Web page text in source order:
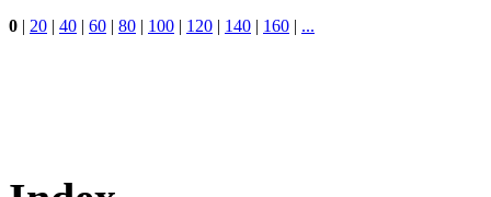
0 | 20 | 40 | 60 | 80 | 100 | 120 | 140 | 160 | ...